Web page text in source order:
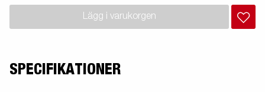
Lägg i varukorgen
SPECIFIKATIONER